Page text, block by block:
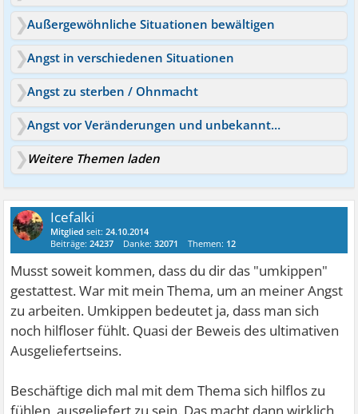
Außergewöhnliche Situationen bewältigen
Angst in verschiedenen Situationen
Angst zu sterben / Ohnmacht
Angst vor Veränderungen und unbekannten Situationen
Weitere Themen laden
Icefalki
Mitglied seit:24.10.2014
Beiträge:24237 Danke:32071 Themen: 12
Musst soweit kommen, dass du dir das "umkippen"
gestattest. War mit mein Thema, um an meiner Angst
zu arbeiten. Umkippen bedeutet ja, dass man sich
noch hilfloser fühlt. Quasi der Beweis des ultimativen
Ausgeliefertseins.
Beschäftige dich mal mit dem Thema sich hilflos zu